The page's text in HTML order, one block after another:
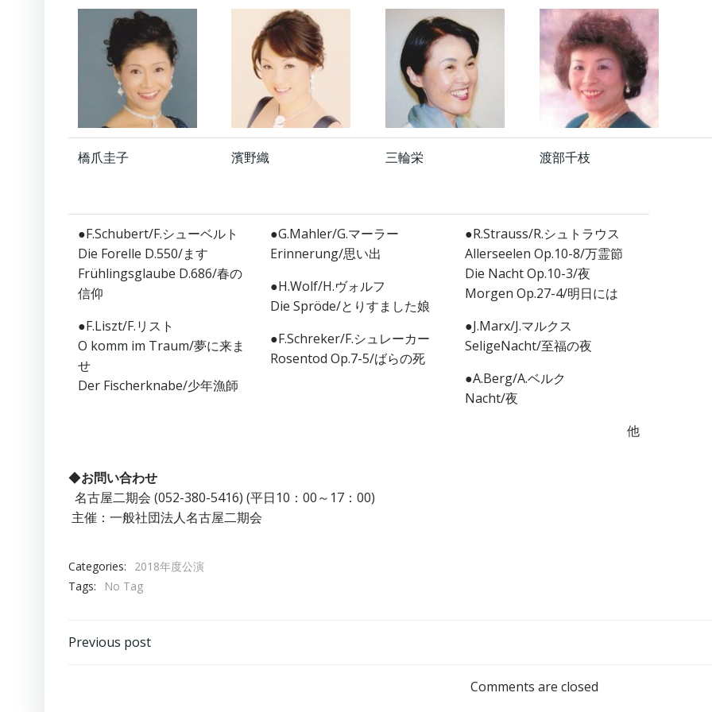
橋爪圭子 濱野織 三輪栄 渡部千枝
●F.Schubert/F.シューベルト
Die Forelle D.550/ます
Frühlingsglaube D.686/春の
信仰
●F.Liszt/F.リスト
O komm im Traum/夢に来ま
せ
Der Fischerknabe/少年漁師
●G.Mahler/G.マーラー
Erinnerung/思い出
●H.Wolf/H.ヴォルフ
Die Spröde/とりすました娘
●F.Schreker/F.シュレーカー
Rosentod Op.7-5/ばらの死
●R.Strauss/R.シュトラウス
Allerseelen Op.10-8/万霊節
Die Nacht Op.10-3/夜
Morgen Op.27-4/明日には
●J.Marx/J.マルクス
SeligeNacht/至福の夜
●A.Berg/A.ベルク
Nacht/夜
他
◆お問い合わせ
名古屋二期会 (052-380-5416) (平日10：00～17：00)
主催：一般社団法人名古屋二期会
Categories:
2018年度公演
Tags:
No Tag
Post
Previous post
navigation
Comments are closed